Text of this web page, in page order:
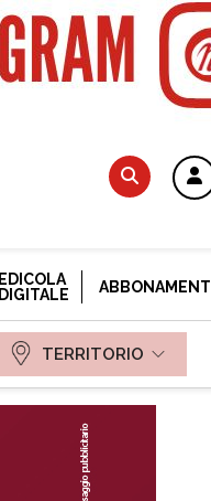
EDICOLA
DIGITALE
ABBONAMENTI
TERRITORIO